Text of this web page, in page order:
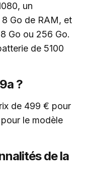
un
Go de RAM, et
Go ou 256 Go.
de 5100
?
de 499 € pour
le modèle
de la